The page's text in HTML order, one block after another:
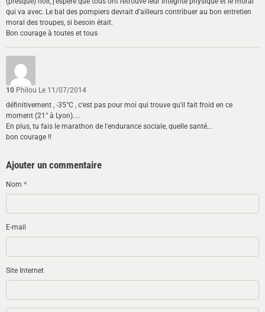
qui va avec. Le bal des pompiers devrait d'ailleurs contribuer au bon entretien
moral des troupes, si besoin était.
Bon courage à toutes et tous
10 Philou Le 11/07/2014
définitivement , -35°C , c'est pas pour moi qui trouve qu'il fait froid en ce
moment (21° à Lyon)....
En plus, tu fais le marathon de l'endurance sociale, quelle santé...
bon courage !!
Ajouter un commentaire
Nom
E-mail
Site Internet